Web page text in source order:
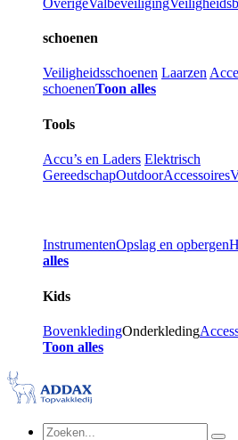
schoenen
Veiligheidsschoenen Laarzen
schoenenToon alles
Tools
Accu’s en Laders Elektrisch
GereedschapOutdoorAccessoires
InstrumentenOpslag en opbergen
alles
Kids
BovenkledingOnderkleding
Toon alles